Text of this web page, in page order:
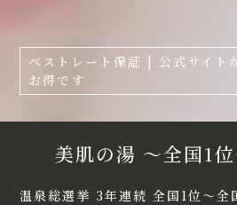
ベストレート保証 | 公式サイト
お得です
美肌の湯 ～全国1
温泉総選挙 3年連続 全国1位～全